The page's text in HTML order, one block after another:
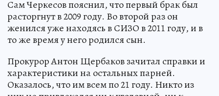
Сам Черкесов пояснил, что первый брак был
расторгнут в 2009 году. Во второй раз он
женился уже находясь в СИЗО в 2011 году, и в
то же время у него родился сын.
Прокурор Антон Щербаков зачитал справки и
характеристики на остальных парней.
Оказалось, что им всем по 21 году. Никто из